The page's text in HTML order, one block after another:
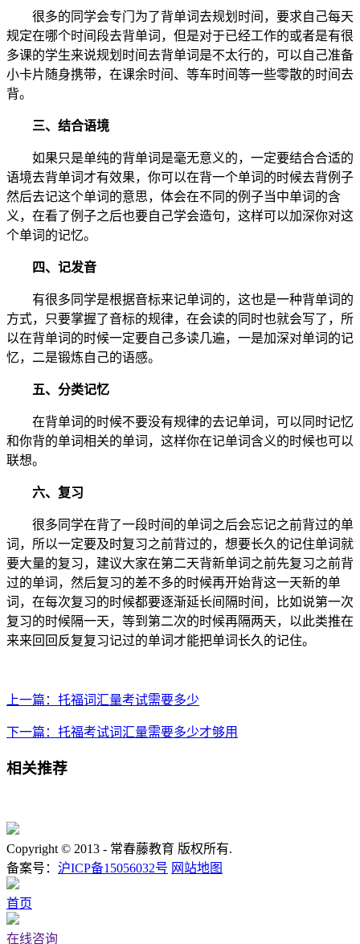
很多的同学会专门为了背单词去规划时间，要求自己每天
规定在哪个时间段去背单词，但是对于已经工作的或者是有很
多课的学生来说规划时间去背单词是不太行的，可以自己准备
小卡片随身携带，在课余时间、等车时间等一些零散的时间去
背。
三、结合语境
如果只是单纯的背单词是毫无意义的，一定要结合合适的
语境去背单词才有效果，你可以在背一个单词的时候去背例子
然后去记这个单词的意思，体会在不同的例子当中单词的含
义，在看了例子之后也要自己学会造句，这样可以加深你对这
个单词的记忆。
四、记发音
有很多同学是根据音标来记单词的，这也是一种背单词的
方式，只要掌握了音标的规律，在会读的同时也就会写了，所
以在背单词的时候一定要自己多读几遍，一是加深对单词的记
忆，二是锻炼自己的语感。
五、分类记忆
在背单词的时候不要没有规律的去记单词，可以同时记忆
和你背的单词相关的单词，这样你在记单词含义的时候也可以
联想。
六、复习
很多同学在背了一段时间的单词之后会忘记之前背过的单
词，所以一定要及时复习之前背过的，想要长久的记住单词就
要大量的复习，建议大家在第二天背新单词之前先复习之前背
过的单词，然后复习的差不多的时候再开始背这一天新的单
词，在每次复习的时候都要逐渐延长间隔时间，比如说第一次
复习的时候隔一天，等到第二次的时候再隔两天，以此类推在
来来回回反复复习记过的单词才能把单词长久的记住。
上一篇：托福词汇量考试需要多少
下一篇：托福考试词汇量需要多少才够用
相关推荐
Copyright © 2013 - 常春藤教育 版权所有.
备案号： 沪ICP备15056032号 网站地图
首页
在线咨询